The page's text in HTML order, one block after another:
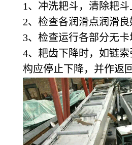
1、冲洗耙斗，清除耙斗
2、检查各润滑点润滑良
3、检查运行各部分无卡
4、耙齿下降时，如链
构应停止下降，并作返